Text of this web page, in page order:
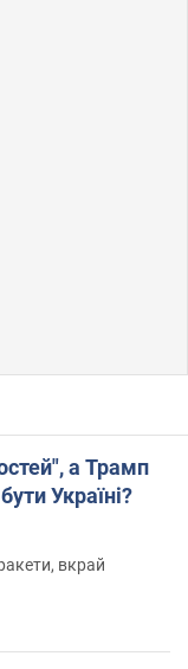
а Трамп
Україні?
вкрай